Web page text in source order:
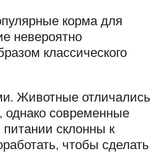
корма для
невероятно
классического
Животные отличались
современные
склонны к
чтобы сделать